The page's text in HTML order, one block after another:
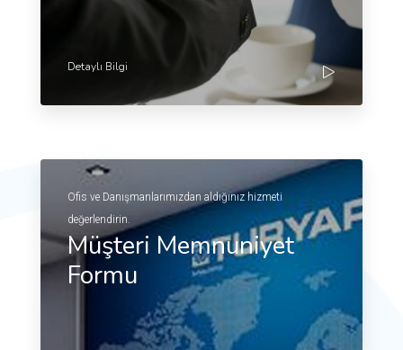
Detaylı Bilgi
Ofis ve Danışmanlarımızdan aldığınız hizmeti
değerlendirin.
Müşteri Memnuniyet
Formu